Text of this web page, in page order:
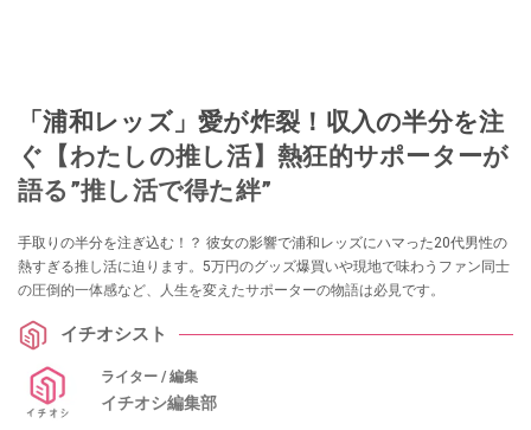
「浦和レッズ」愛が炸裂！収入の半分を注
ぐ【わたしの推し活】熱狂的サポーターが
語る”推し活で得た絆”
手取りの半分を注ぎ込む！？ 彼女の影響で浦和レッズにハマった20代男性の
熱すぎる推し活に迫ります。5万円のグッズ爆買いや現地で味わうファン同士
の圧倒的一体感など、人生を変えたサポーターの物語は必見です。
イチオシスト
ライター / 編集
イチオシ編集部